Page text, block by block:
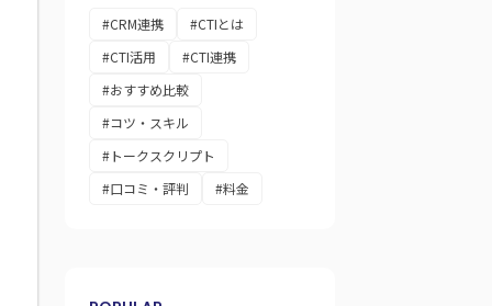
#CRM連携
#CTIとは
#CTI活用
#CTI連携
#おすすめ比較
#コツ・スキル
#トークスクリプト
#口コミ・評判
#料金